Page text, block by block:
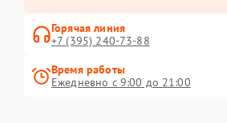
Горячая линия
+7 (395) 240-73-88
Время работы
Ежедневно с 9:00 до 21:00